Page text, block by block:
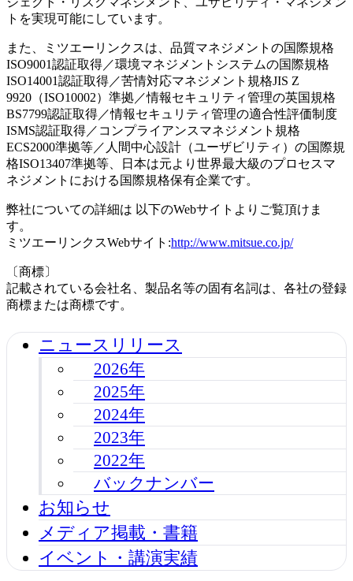
トを実現可能にしています。
また、ミツエーリンクスは、品質マネジメントの国際規格
ISO9001認証取得／環境マネジメントシステムの国際規格
ISO14001認証取得／苦情対応マネジメント規格JIS Z
9920（ISO10002）準拠／情報セキュリティ管理の英国規格
BS7799認証取得／情報セキュリティ管理の適合性評価制度
ISMS認証取得／コンプライアンスマネジメント規格
ECS2000準拠等／人間中心設計（ユーザビリティ）の国際規
格ISO13407準拠等、日本は元より世界最大級のプロセスマ
ネジメントにおける国際規格保有企業です。
弊社についての詳細は 以下のWebサイトよりご覧頂けま
す。
ミツエーリンクスWebサイト:http://www.mitsue.co.jp/
〔商標〕
記載されている会社名、製品名等の固有名詞は、各社の登録
商標または商標です。
ニュースリリース
2026年
2025年
2024年
2023年
2022年
バックナンバー
お知らせ
メディア掲載・書籍
イベント・講演実績